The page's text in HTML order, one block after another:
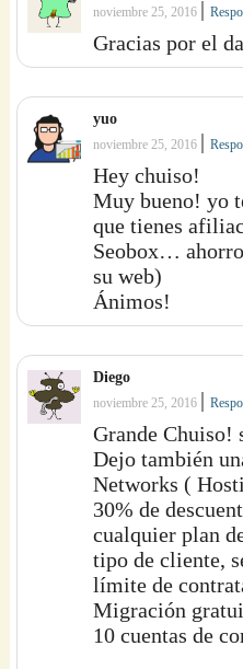
noviembre 25, 2016 |
Gracias por el
yuo
noviembre 25, 2016 |
Hey chuiso!
Muy bueno! yo
que tienes
Seobox…
su web)
Ánimos!
Diego
noviembre 25, 2016 |
Grande Chuiso!
Dejo también
Networks (
30% de
cualquier plan
tipo de cliente,
límite de
Migración
10 cuentas de